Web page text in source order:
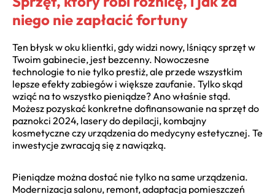
niego nie zapłacić fortuny
Ten błysk w oku klientki, gdy widzi nowy, lśniący sprzęt w
Twoim gabinecie, jest bezcenny. Nowoczesne
technologie to nie tylko prestiż, ale przede wszystkim
lepsze efekty zabiegów i większe zaufanie. Tylko skąd
wziąć na to wszystko pieniądze? Ano właśnie stąd.
Możesz pozyskać konkretne dofinansowanie na sprzęt do
paznokci 2024, lasery do depilacji, kombajny
kosmetyczne czy urządzenia do medycyny estetycznej. Te
inwestycje zwracają się z nawiązką.
Pieniądze można dostać nie tylko na same urządzenia.
Modernizacja salonu, remont, adaptacja pomieszczeń